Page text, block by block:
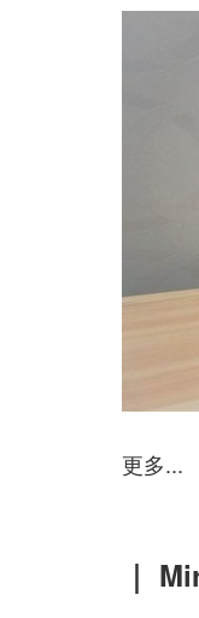
更多...
｜